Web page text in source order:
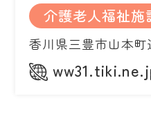
介護老人福祉施
香川県三豊市山本町